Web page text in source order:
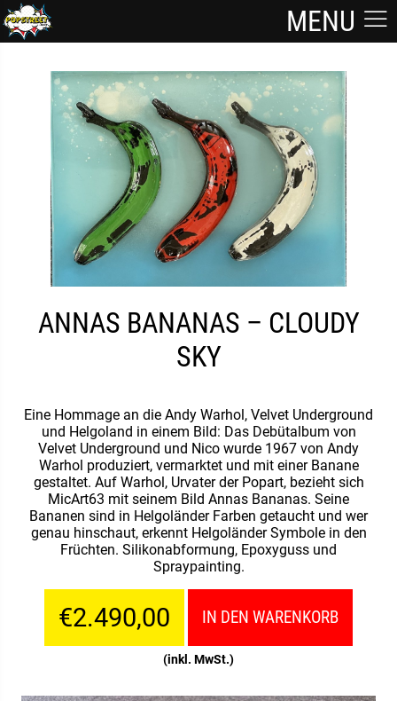
MENU
ANNAS BANANAS – CLOUDY
SKY
Eine Hommage an die Andy Warhol, Velvet Underground
und Helgoland in einem Bild: Das Debütalbum von
Velvet Underground und Nico wurde 1967 von Andy
Warhol produziert, vermarktet und mit einer Banane
gestaltet. Auf Warhol, Urvater der Popart, bezieht sich
MicArt63 mit seinem Bild Annas Bananas. Seine
Bananen sind in Helgoländer Farben getaucht und wer
genau hinschaut, erkennt Helgoländer Symbole in den
Früchten. Silikonabformung, Epoxyguss und
Spraypainting.
€2.490,00 IN DEN WARENKORB
(inkl. MwSt.)